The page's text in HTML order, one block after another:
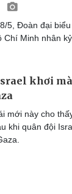
5, Đoàn đại
Chí Minh nhân
khơi
mới này cho
khi quân đội